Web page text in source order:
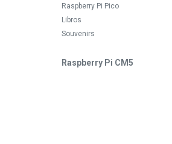
Raspberry Pi Pico
Libros
Souvenirs
Raspberry Pi CM5